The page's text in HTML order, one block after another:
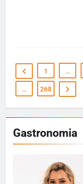
Gastronomia
1 …
… 268